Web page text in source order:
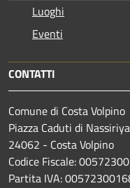
Luoghi
Eventi
CONTATTI
Comune di Costa Volpino
Piazza Caduti di
24062 - Costa Volpino
Codice Fiscale:
Partita IVA: